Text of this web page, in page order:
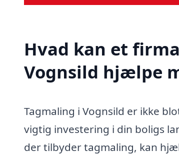
Hvad kan et
Vognsild hjælpe
Tagmaling i Vognsild er ikke
vigtig investering i din boligs
der tilbyder tagmaling, kan